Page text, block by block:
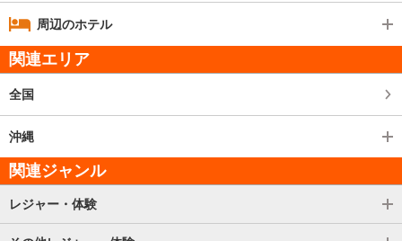
周辺のホテル
関連エリア
全国
沖縄
関連ジャンル
レジャー・体験